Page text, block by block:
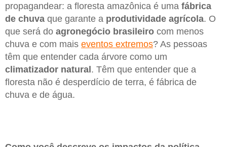
propagandear: a floresta amazônica é uma fábrica
de chuva que garante a produtividade agrícola. O
que será do agronegócio brasileiro com menos
chuva e com mais eventos extremos? As pessoas
têm que entender cada árvore como um
climatizador natural. Têm que entender que a
floresta não é desperdício de terra, é fábrica de
chuva e de água.